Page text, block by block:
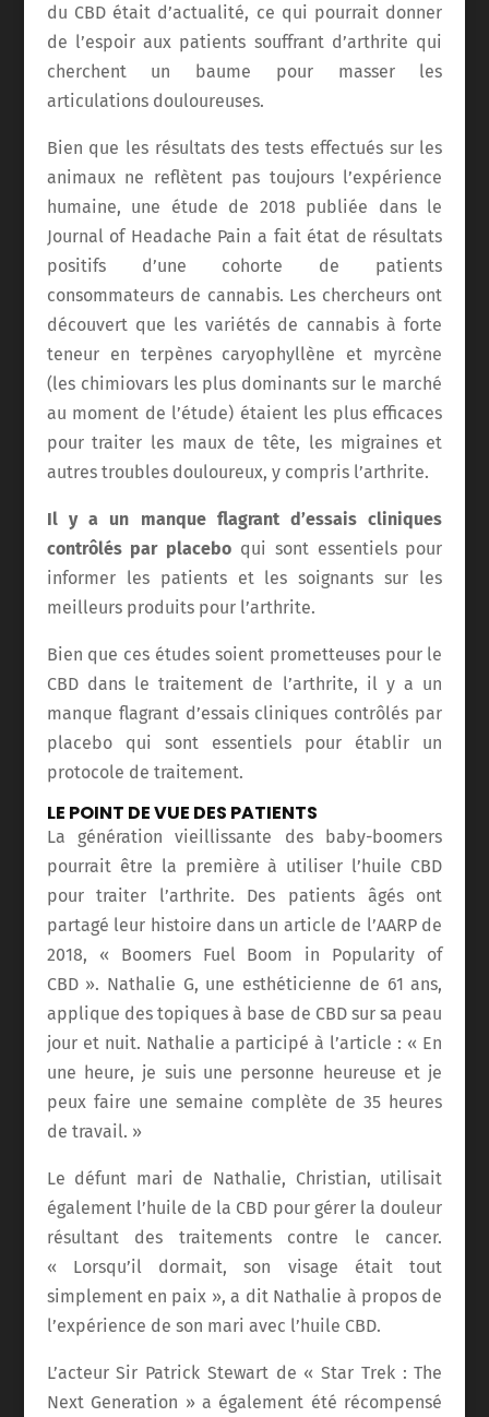
du CBD était d’actualité, ce qui pourrait donner
de l’espoir aux patients souffrant d’arthrite qui
cherchent un baume pour masser les
articulations douloureuses.
Bien que les résultats des tests effectués sur les
animaux ne reflètent pas toujours l’expérience
humaine, une étude de 2018 publiée dans le
Journal of Headache Pain a fait état de résultats
positifs d’une cohorte de patients
consommateurs de cannabis. Les chercheurs ont
découvert que les variétés de cannabis à forte
teneur en terpènes caryophyllène et myrcène
(les chimiovars les plus dominants sur le marché
au moment de l’étude) étaient les plus efficaces
pour traiter les maux de tête, les migraines et
autres troubles douloureux, y compris l’arthrite.
Il y a un manque flagrant d’essais cliniques
contrôlés par placebo qui sont essentiels pour
informer les patients et les soignants sur les
meilleurs produits pour l’arthrite.
Bien que ces études soient prometteuses pour le
CBD dans le traitement de l’arthrite, il y a un
manque flagrant d’essais cliniques contrôlés par
placebo qui sont essentiels pour établir un
protocole de traitement.
LE POINT DE VUE DES PATIENTS
La génération vieillissante des baby-boomers
pourrait être la première à utiliser l’huile CBD
pour traiter l’arthrite. Des patients âgés ont
partagé leur histoire dans un article de l’AARP de
2018, « Boomers Fuel Boom in Popularity of
CBD ». Nathalie G, une esthéticienne de 61 ans,
applique des topiques à base de CBD sur sa peau
jour et nuit. Nathalie a participé à l’article : « En
une heure, je suis une personne heureuse et je
peux faire une semaine complète de 35 heures
de travail. »
Le défunt mari de Nathalie, Christian, utilisait
également l’huile de la CBD pour gérer la douleur
résultant des traitements contre le cancer.
« Lorsqu’il dormait, son visage était tout
simplement en paix », a dit Nathalie à propos de
l’expérience de son mari avec l’huile CBD.
L’acteur Sir Patrick Stewart de « Star Trek : The
Next Generation » a également été récompensé